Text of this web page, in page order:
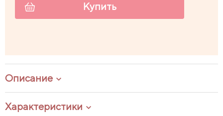
Купить
Описание
Характеристики